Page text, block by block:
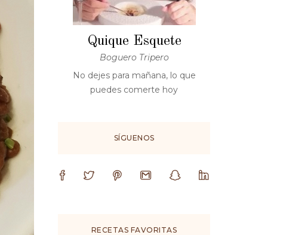
Quique Esquete
Boguero Tripero
No dejes para mañana, lo que
puedes comerte hoy
SÍGUENOS
RECETAS FAVORITAS